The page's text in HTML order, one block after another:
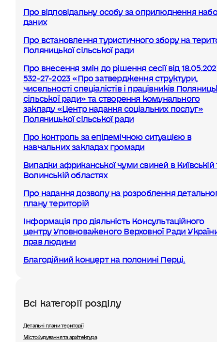
Про відповідальну особу за оприлюднення
даних
Про встановлення туристичного збору на
Поляницької сільської ради
Про внесення змін до рішення сесії від
532-27-2023 «Про затвердження структури,
чисельності спеціалістів і працівників
сільської ради» та створення комунального
закладу «Центр надання соціальних послуг»
Поляницької сільської ради
Про контроль за епідемічною ситуацією в
навчальних закладах громади
Випадки африканської чуми свиней в Київській
Волинській областях
Про надання дозволу на розроблення
плану територій
Інформація про діяльність Консультаційного
центру Уповноваженого Верховної Ради
прав людини
Благодійний концерт на полонині Перці.
Всі категорії розділу
Детальні плани території
Містобудування та архітектура